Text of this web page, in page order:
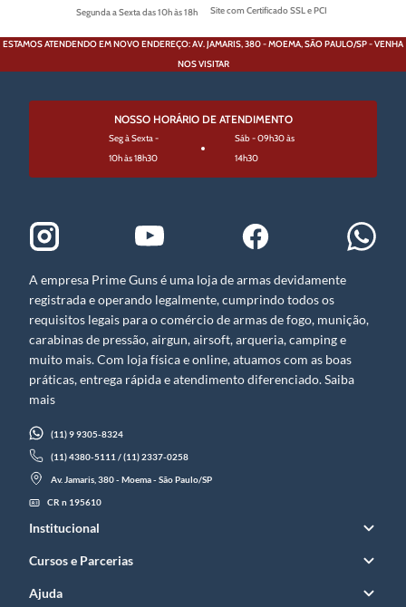
Segunda a Sexta das 10h às 18h Site com Certificado SSL e PCI
ESTAMOS ATENDENDO EM NOVO ENDEREÇO: AV. JAMARIS, 380 - MOEMA, SÃO PAULO/SP - VENHA
NOS VISITAR
NOSSO HORÁRIO DE ATENDIMENTO
Seg à Sexta -
10h às 18h30
Sáb - 09h30 às
14h30
A empresa Prime Guns é uma loja de armas devidamente
registrada e operando legalmente, cumprindo todos os
requisitos legais para o comércio de armas de fogo, munição,
carabinas de pressão, airgun, airsoft, arqueria, camping e
muito mais. Com loja física e online, atuamos com as boas
práticas, entrega rápida e atendimento diferenciado. Saiba
mais
(11) 9 9305-8324
(11) 4380-5111 / (11) 2337-0258
Av. Jamaris, 380 - Moema - São Paulo/SP
CR n 195610
Institucional
Cursos e Parcerias
Ajuda